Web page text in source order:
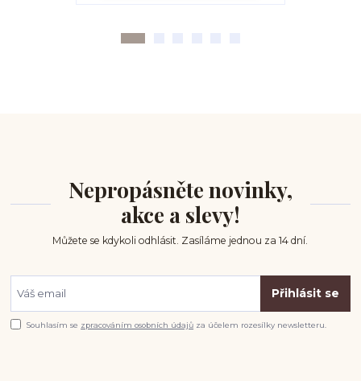
Nepropásněte novinky,
akce a slevy!
Můžete se kdykoli odhlásit. Zasíláme jednou za 14 dní.
Přihlásit se
Souhlasím se zpracováním osobních údajů za účelem rozesílky newsletteru.